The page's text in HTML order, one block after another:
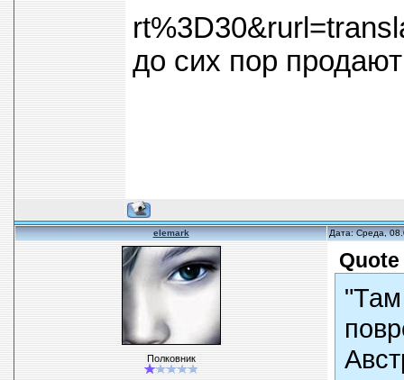
до сих пор
elemark Дата: Среда,
Полковник
Quote
"Там